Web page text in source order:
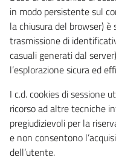
in modo persistente sul
la chiusura del browser)
trasmissione di
casuali generati dal
l’esplorazione sicura ed
I c.d. cookies di sessione
ricorso ad altre tecniche
pregiudizievoli per la
e non consentono
dell’utente.